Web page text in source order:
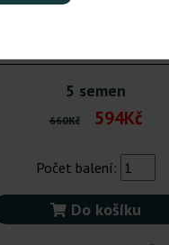
10 semen 1
10%
5 semen
660Kč 594Kč
Počet balení:
Do košíku